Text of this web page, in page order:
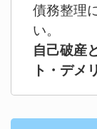
債務整理
い。
自己破産
ト・デメ